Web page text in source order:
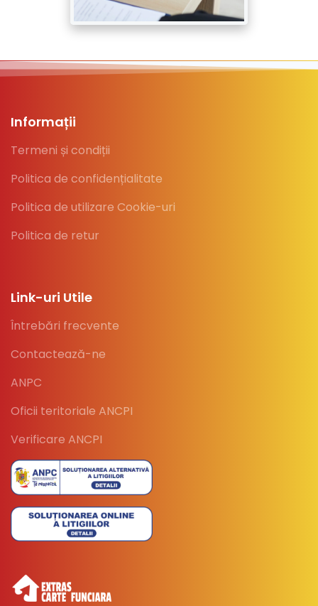
Informații
Termeni și condiții
Politica de confidențialitate
Politica de utilizare Cookie-uri
Politica de retur
Link-uri Utile
Întrebări frecvente
Contactează-ne
ANPC
Oficii teritoriale ANCPI
Verificare ANCPI